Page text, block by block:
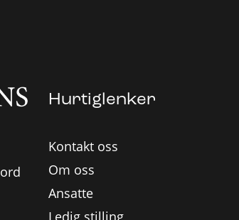
Hurtiglenker
Kontakt oss
Om oss
Ansatte
Ledig stilling